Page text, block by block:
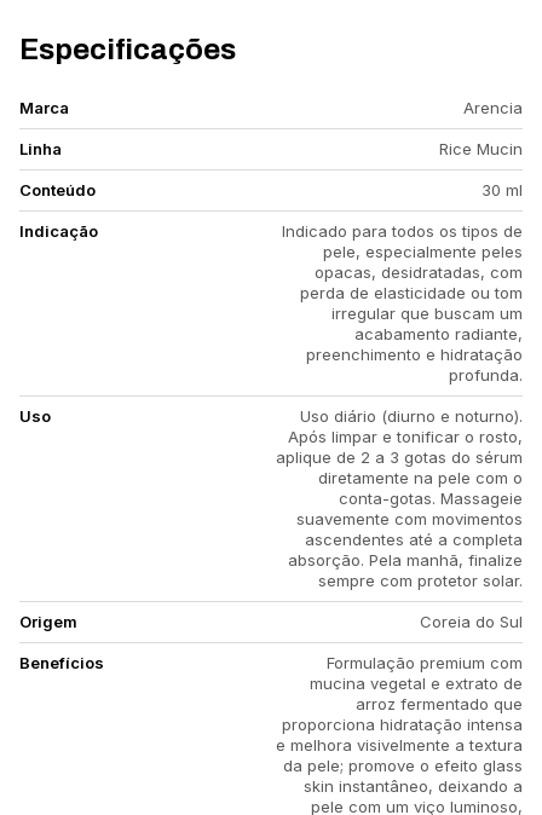
Especificações
Marca Arencia
Linha Rice Mucin
Conteúdo 30 ml
Indicação
Indicado para todos os tipos de
pele, especialmente peles
opacas, desidratadas, com
perda de elasticidade ou tom
irregular que buscam um
acabamento radiante,
preenchimento e hidratação
profunda.
Uso
Uso diário (diurno e noturno).
Após limpar e tonificar o rosto,
aplique de 2 a 3 gotas do sérum
diretamente na pele com o
conta-gotas. Massageie
suavemente com movimentos
ascendentes até a completa
absorção. Pela manhã, finalize
sempre com protetor solar.
Origem Coreia do Sul
Benefícios
Formulação premium com
mucina vegetal e extrato de
arroz fermentado que
proporciona hidratação intensa
e melhora visivelmente a textura
da pele; promove o efeito glass
skin instantâneo, deixando a
pele com um viço luminoso,